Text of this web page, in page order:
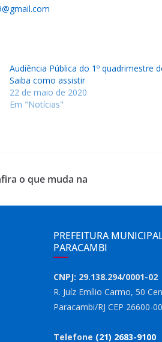
Audiência Pública do 1º quadrimestre
Saiba como assistir
22 de maio de 2020
Em "Notícias"
o que muda na
PREFEITURA
PARACAMBI
CNPJ: 29.138.294/0001-02
R. Juíz Emílio Carmo, 50
Paracambi/RJ CEP 26600-
Telefone (21) 2683-9100